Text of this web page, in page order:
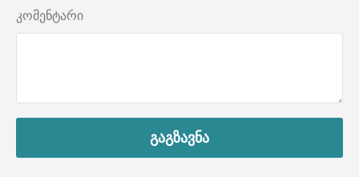
კომენტარი
გაგზავნა